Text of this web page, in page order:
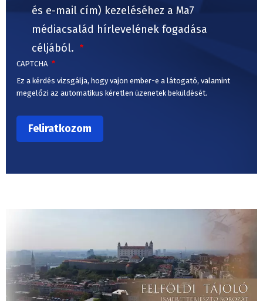
és e-mail cím) kezeléséhez a Ma7
médiacsalád hírlevelének fogadása
céljából.
CAPTCHA
Ez a kérdés vizsgálja, hogy vajon ember-e a látogató, valamint
megelőzi az automatikus kéretlen üzenetek beküldését.